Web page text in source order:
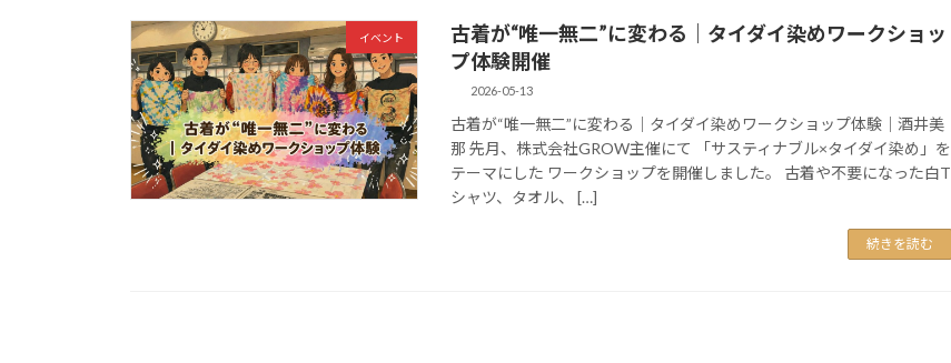
イベント
古着が“唯一無二”に変わる｜タイダイ染めワークショッ
プ体験開催
2026-05-13
古着が“唯一無二”に変わる｜タイダイ染めワークショップ体験｜酒井美
那 先月、株式会社GROW主催にて 「サスティナブル×タイダイ染め」を
テーマにした ワークショップを開催しました。 古着や不要になった白T
シャツ、タオル、 […]
続きを読む